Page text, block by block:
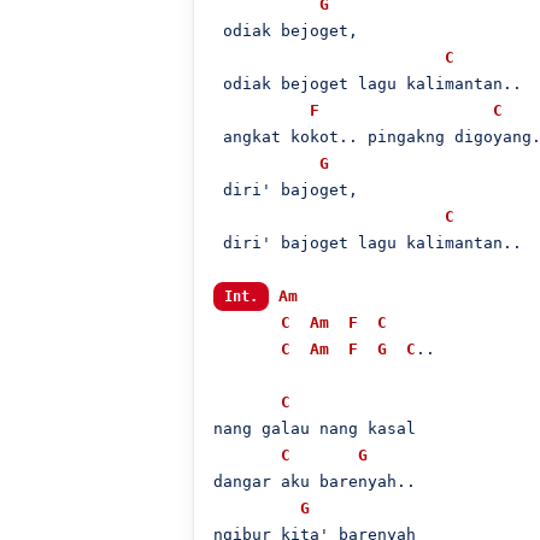
G
odiak bejoget,
C
odiak bejoget lagu kalimantan..
F
C
angkat kokot.. pingakng
G
diri' bajoget,
C
diri' bajoget lagu kalimantan..
Int.
Am
C
Am F
C
C
Am F G C ..
C
nang galau nang kasal
C
G
dangar aku barenyah..
G
ngibur kita' barenyah